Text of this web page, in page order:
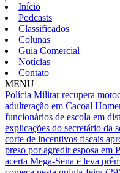
Início
Podcasts
Classificados
Colunas
Guia Comercial
Notícias
Contato
MENU
Polícia Militar recupera
adulteração em Cacoal
funcionários de escola em
explicações do secretário da
corte de incentivos fiscais
preso por agredir esposa em
acerta Mega-Sena e leva